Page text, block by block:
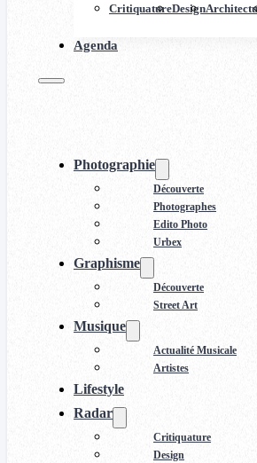
CritiquatureDesign
Agenda
Photographie
Découverte
Photographes
Edito Photo
Urbex
Graphisme
Découverte
Street Art
Musique
Actualité Musicale
Artistes
Lifestyle
Radar
Critiquature
Design